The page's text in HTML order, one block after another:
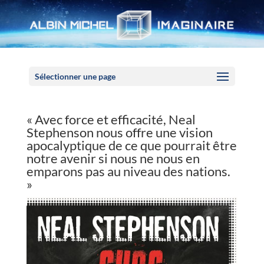
Sélectionner une page
« Avec force et efficacité, Neal
Stephenson nous offre une vision
apocalyptique de ce que pourrait être
notre avenir si nous ne nous en
emparons pas au niveau des nations.
»
Panneau de gestion des cookies